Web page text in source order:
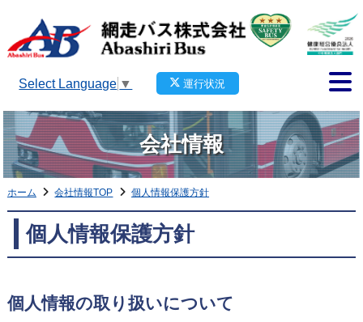
Select Language ▼ 運行状況
会社情報
ホーム 会社情報TOP 個人情報保護方針
個人情報保護方針
個人情報の取り扱いについて